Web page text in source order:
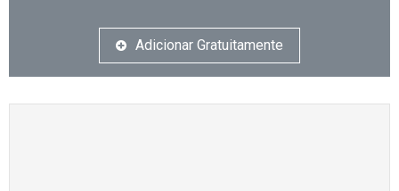
Adicionar Gratuitamente